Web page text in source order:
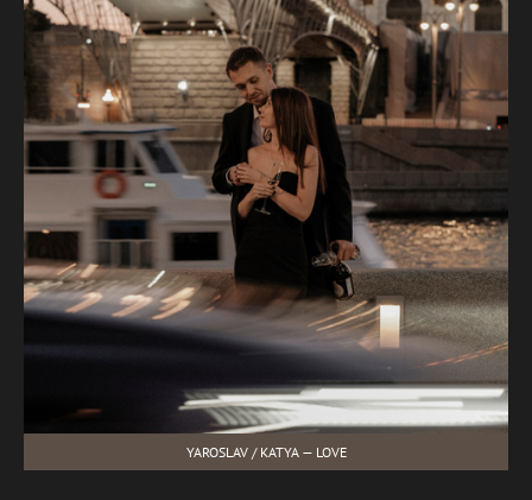
YAROSLAV / KATYA — LOVE